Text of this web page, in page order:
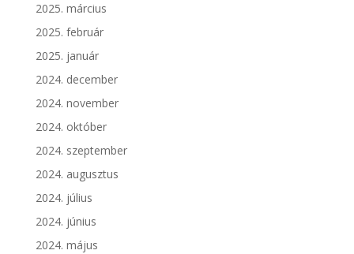
2025. március
2025. február
2025. január
2024. december
2024. november
2024. október
2024. szeptember
2024. augusztus
2024. július
2024. június
2024. május